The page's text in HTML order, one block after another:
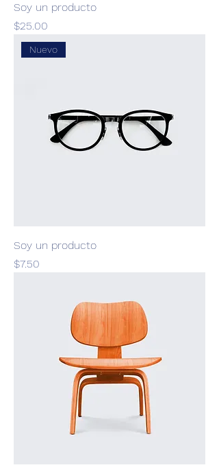
Soy un producto
Precio
$25.00
Nuevo
Soy un producto
Precio
$7.50